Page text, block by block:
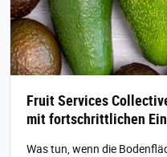
Fruit Services
mit fortschrittlichen
Was tun, wenn die